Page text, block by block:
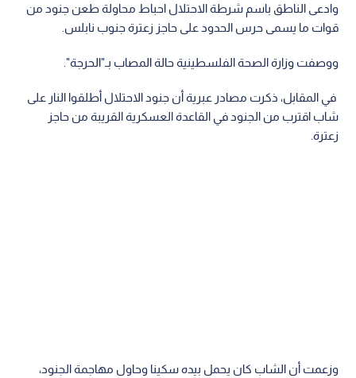
وادعى الناطق باسم شرطة الاحتلال احباط محاولة طعن جنود من
قوات ما يسمى حرس الحدود على حاجز زعترة جنوب نابلس.
ووصفت وزارة الصحة الفلسطينية حالة المصاب بـ"الحرجة".
في المقابل، ذكرت مصادر عبرية أن جنود الاحتلال أطلقوا النار على
شاب اقترب من الجنود في القاعدة العسكرية القريبة من حاجز
زعترة.
وزعمت أن الشاب كان يحمل بيده سكينا وحاول مهاجمة الجنود،